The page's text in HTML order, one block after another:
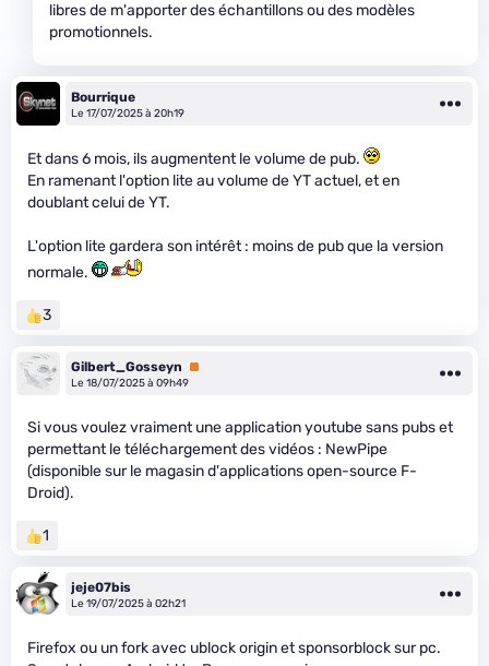
libres de m'apporter des échantillons ou des modèles
promotionnels.
Bourrique
Le 17/07/2025 à 20h19
Et dans 6 mois, ils augmentent le volume de pub.
En ramenant l'option lite au volume de YT actuel, et en
doublant celui de YT.
L'option lite gardera son intérêt : moins de pub que la version
normale.
3
Gilbert_Gosseyn
Premium
Le 18/07/2025 à 09h49
Si vous voulez vraiment une application youtube sans pubs et
permettant le téléchargement des vidéos : NewPipe
(disponible sur le magasin d'applications open-source F-
Droid).
1
jeje07bis
Le 19/07/2025 à 02h21
Firefox ou un fork avec ublock origin et sponsorblock sur pc.